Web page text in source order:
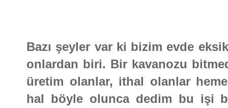
Bazı şeyler var ki bizim evde
onlardan biri. Bir kavanozu
üretim olanlar, ithal olanlar
hal böyle olunca dedim bu işi